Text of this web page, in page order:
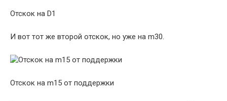
Отскок на D1
И вот тот же второй отскок, но уже на m30.
Отскок на m15 от поддержки